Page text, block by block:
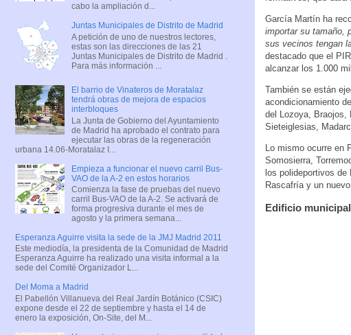
García Martín ha
importar su tamaño,
sus vecinos tengan
destacado que el
alcanzar los 1.000
También se están
acondicionamiento
del Lozoya, Braojos,
Sieteiglesias,
Lo mismo ocurre en
Somosierra,
los polideportivos
Rascafría y un
Edificio
cabo la ampliación d...
Juntas Municipales de Distrito de Madrid
A petición de uno de nuestros lectores,
estas son las direcciones de las 21
Juntas Municipales de Distrito de Madrid .
Para más información ...
El barrio de Vinateros de Moratalaz
tendrá obras de mejora de espacios
interbloques
La Junta de Gobierno del Ayuntamiento
de Madrid ha aprobado el contrato para
ejecutar las obras de la regeneración
urbana 14.06-Moratalaz I...
Empieza a funcionar el nuevo carril Bus-
VAO de la A-2 en estos horarios
Comienza la fase de pruebas del nuevo
carril Bus-VAO de la A-2. Se activará de
forma progresiva durante el mes de
agosto y la primera semana...
Esperanza Aguirre visita la sede de la JMJ Madrid 2011
Este mediodía, la presidenta de la Comunidad de Madrid
Esperanza Aguirre ha realizado una visita informal a la
sede del Comité Organizador L...
Del Moma a Madrid
El Pabellón Villanueva del Real Jardín Botánico (CSIC)
expone desde el 22 de septiembre y hasta el 14 de
enero la exposición, On-Site, del M...